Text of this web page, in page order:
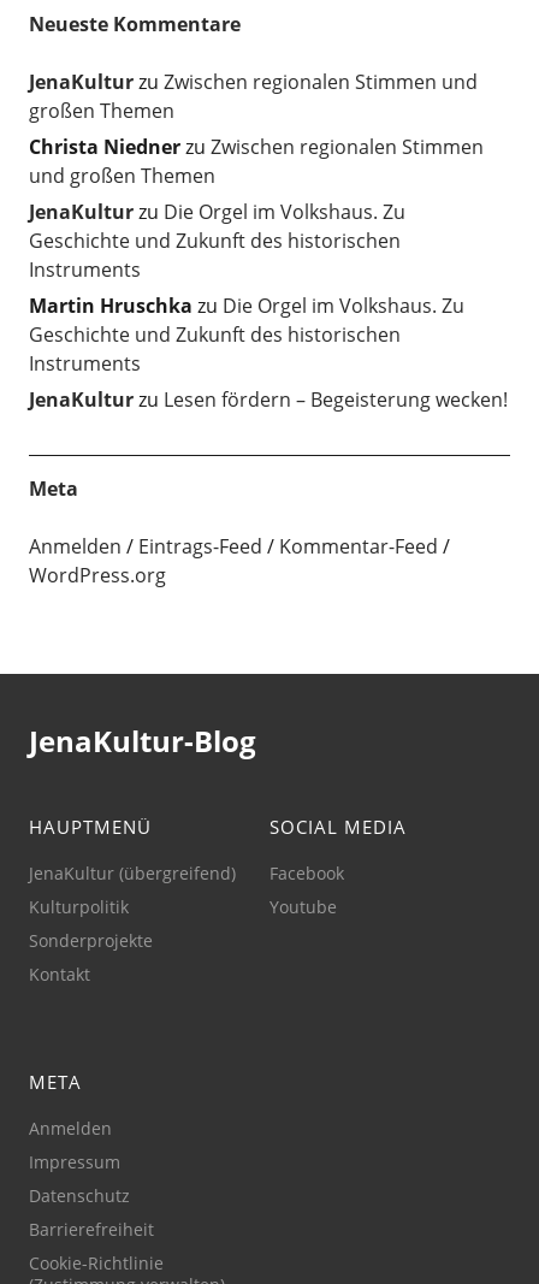
Neueste Kommentare
JenaKulturzu Zwischen regionalen Stimmen und
großen Themen
Christa Niednerzu Zwischen regionalen Stimmen
und großen Themen
JenaKulturzu Die Orgel im Volkshaus. Zu
Geschichte und Zukunft des historischen
Instruments
Martin Hruschka zu Die Orgel im Volkshaus. Zu
Geschichte und Zukunft des historischen
Instruments
JenaKulturzu Lesen fördern – Begeisterung wecken!
Meta
Anmelden Eintrags-Feed
Kommentar-Feed
WordPress.org
JenaKultur-Blog
HAUPTMENÜ
JenaKultur (übergreifend)
Kulturpolitik
Sonderprojekte
Kontakt
SOCIAL MEDIA
Facebook
Youtube
META
Anmelden
Impressum
Datenschutz
Barrierefreiheit
Cookie-Richtlinie